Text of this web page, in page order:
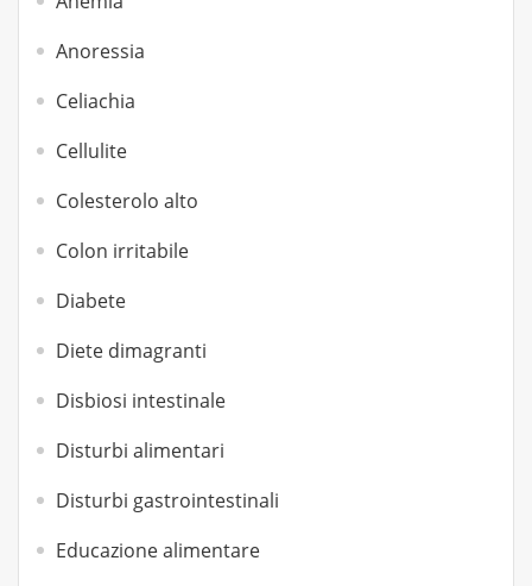
Anoressia
Celiachia
Cellulite
Colesterolo alto
Colon irritabile
Diabete
Diete dimagranti
Disbiosi intestinale
Disturbi alimentari
Disturbi gastrointestinali
Educazione alimentare